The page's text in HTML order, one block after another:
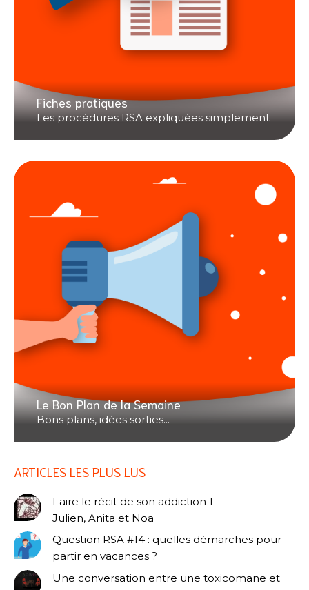
Fiches pratiques
Les procédures RSA expliquées simplement
Le Bon Plan de la Semaine
Bons plans, idées sorties...
ARTICLES LES PLUS LUS
Faire le récit de son addiction 1
Julien, Anita et Noa
Question RSA #14 : quelles démarches pour
partir en vacances ?
Une conversation entre une toxicomane et